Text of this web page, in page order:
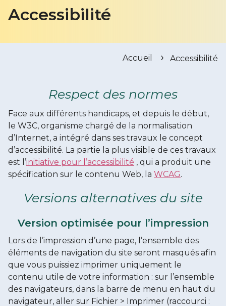
Accessibilité
Accueil Accessibilité
Respect des normes
Face aux différents handicaps, et depuis le début,
le W3C, organisme chargé de la normalisation
d’Internet, a intégré dans ses travaux le concept
d’accessibilité. La partie la plus visible de ces travaux
est l’initiative pour l’accessibilité , qui a produit une
spécification sur le contenu Web, la WCAG.
Versions alternatives du site
Version optimisée pour l’impression
Lors de l’impression d’une page, l’ensemble des
éléments de navigation du site seront masqués afin
que vous puissiez imprimer uniquement le
contenu utile de votre information : sur l’ensemble
des navigateurs, dans la barre de menu en haut du
navigateur, aller sur Fichier > Imprimer (raccourci :